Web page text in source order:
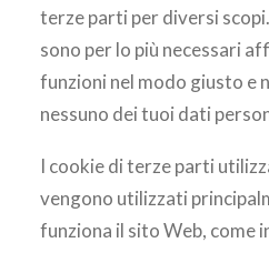
terze parti per diversi
sono per lo più necessari
funzioni nel modo giusto e
nessuno dei tuoi dati
I cookie di terze parti
vengono utilizzati
funziona il sito Web, come